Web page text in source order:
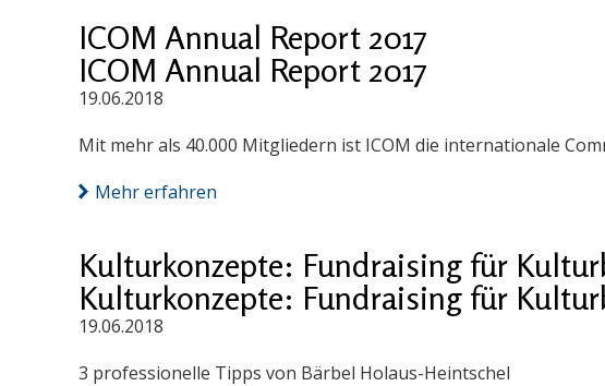
ICOM Annual Report 2017
ICOM Annual Report 2017
19.06.2018
Mit mehr als 40.000 Mitgliedern ist ICOM die internationale
Mehr erfahren
Kulturkonzepte: Fundraising für
Kulturkonzepte: Fundraising für
19.06.2018
3 professionelle Tipps von Bärbel Holaus-Heintschel